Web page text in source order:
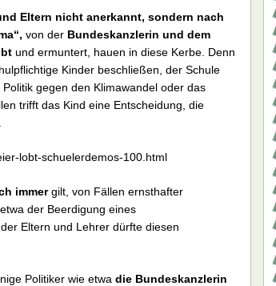
Eltern nicht anerkannt, sondern nach
von der Bundeskanzlerin und dem
und ermuntert, hauen in diese Kerbe. Denn
Kinder beschließen, der Schule
gegen den Klimawandel oder das
trifft das Kind eine Entscheidung, die
lobt-schuelerdemos-100.html
immergilt, von Fällen ernsthafter
der Beerdigung eines
Eltern und Lehrer dürfte diesen
Politiker wie etwa die Bundeskanzlerin